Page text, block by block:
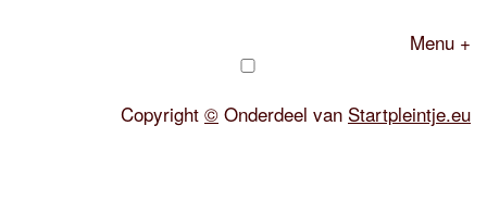
Menu +
Copyright © Onderdeel van Startpleintje.eu